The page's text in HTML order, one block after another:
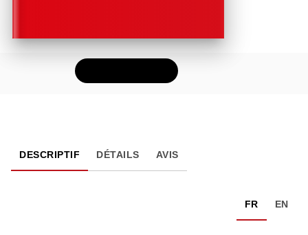
DESCRIPTIF DÉTAILS AVIS
FR EN